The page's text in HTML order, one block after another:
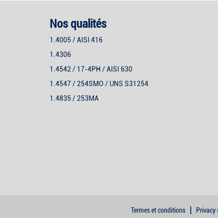
Nos qualités
1.4005 / AISI 416
1.4306
1.4542 / 17-4PH / AISI 630
1.4547 / 254SMO / UNS S31254
1.4835 / 253MA
Termes et conditions | Privacy